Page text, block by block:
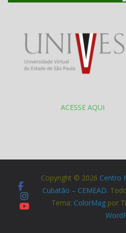
ACESSE AQUI
Copyright © 2026 Centro
Cubatão – CEMEAD.
Tema: ColorMagpor